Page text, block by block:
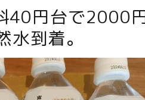
40円台で2000
到着。